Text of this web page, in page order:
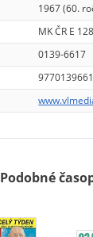
1967 (60.
MK ČR E
0139-6617
Podobné